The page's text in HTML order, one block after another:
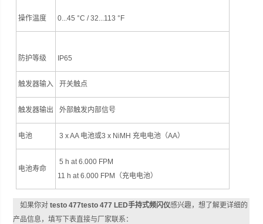
操作温度 0...45 °C / 32...113 °F
防护等级 IP65
触发器输入 开关触点
触发器输出 外部触发内部信号
电池 3 x AA 电池或3 x NiMH 充电电池（AA）
电池寿命
5 h at 6.000 FPM
11 h at 6.000 FPM（充电电池）
如果你对testo 477testo 477 LED手持式频闪仪感兴趣，想了解更详细的
产品信息，填写下表直接与厂家联系：